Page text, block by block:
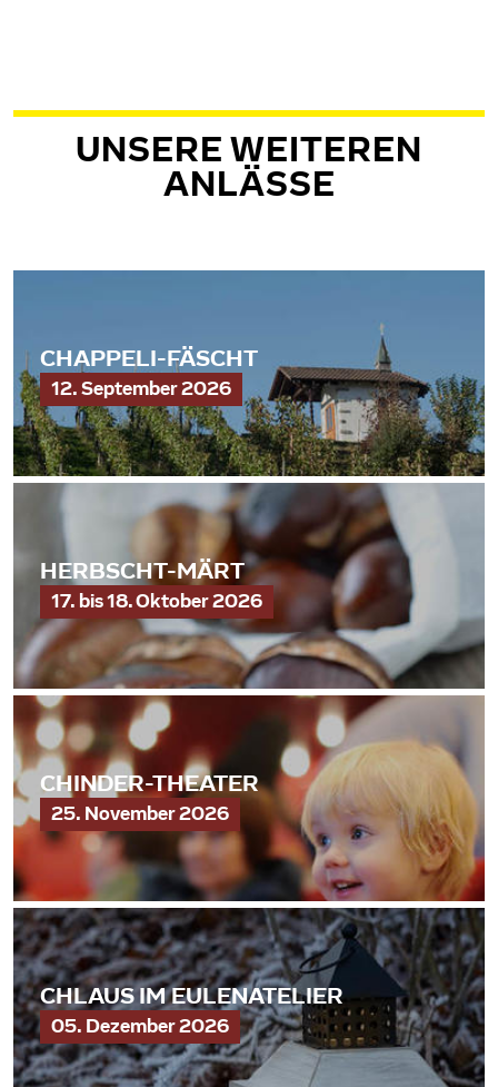
UNSERE WEITEREN
ANLÄSSE
CHAPPELI-FÄSCHT
12. September 2026
HERBSCHT-MÄRT
17. bis 18. Oktober 2026
CHINDER-THEATER
25. November 2026
CHLAUS IM EULENATELIER
05. Dezember 2026